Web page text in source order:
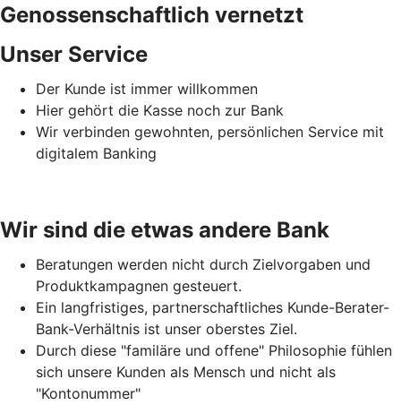
Genossenschaftlich vernetzt
Unser Service
Der Kunde ist immer willkommen
Hier gehört die Kasse noch zur Bank
Wir verbinden gewohnten, persönlichen Service mit
digitalem Banking
Wir sind die etwas andere Bank
Beratungen werden nicht durch Zielvorgaben und
Produktkampagnen gesteuert.
Ein langfristiges, partnerschaftliches Kunde-Berater-
Bank-Verhältnis ist unser oberstes Ziel.
Durch diese "familäre und offene" Philosophie fühlen
sich unsere Kunden als Mensch und nicht als
"Kontonummer"